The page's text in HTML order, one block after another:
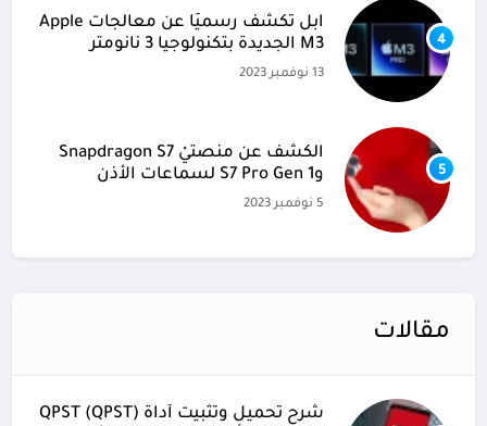
4
آبل تكشف رسميًا عن معالجات Apple
M3 الجديدة بتكنولوجيا 3 نانومتر
13 نوفمبر 2023
5
الكشف عن منصتيْ Snapdragon S7
وS7 Pro Gen 1 لسماعات الأذن
5 نوفمبر 2023
مقالات
شرح تحميل وتثبيت أداة (QPST (QPST